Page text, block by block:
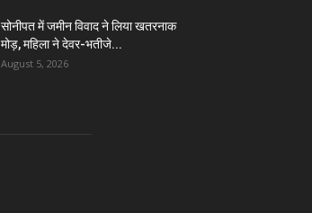
सोनीपत में जमीन विवाद ने लिया खतरनाक
मोड़, महिला ने देवर-भतीजे...
August 5, 2026